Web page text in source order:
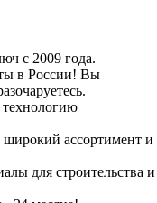
с 2009 года.
в России! Вы
ассортимент и
для строительства и